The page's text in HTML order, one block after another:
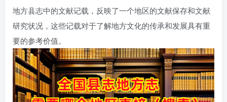
地方县志中的文献记载，反映了一个地区的文献保存和文献
研究状况，这些记载对于了解地方文化的传承和发展具有重
要的参考价值。